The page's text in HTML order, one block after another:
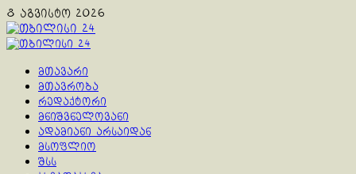
Skip
to
content
8 აგვისტო 2026
Primary
მთავარი
მთავრობა
რედაქტორი
მნიშვნელოვანი
ადამიანი არსაიდან
მსოფლიო
შსს